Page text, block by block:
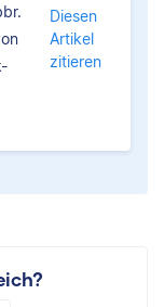
Diesen
Artikel
zitieren